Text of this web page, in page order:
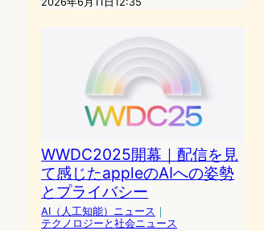
WWDC2025開幕｜配信を見
て感じたappleのAIへの姿勢
とプライバシー
AI（人工知能）ニュース ｜
テクノロジーと社会ニュース